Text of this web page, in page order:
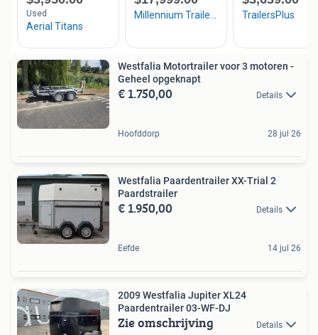
Westfalia Motortrailer voor 3 motoren -
Geheel opgeknapt
€ 1.750,00 Details
Hoofddorp 28 jul 26
Westfalia Paardentrailer XX-Trial 2
Paardstrailer
€ 1.950,00 Details
Eefde 14 jul 26
2009 Westfalia Jupiter XL24
Paardentrailer 03-WF-DJ
Zie omschrijving Details